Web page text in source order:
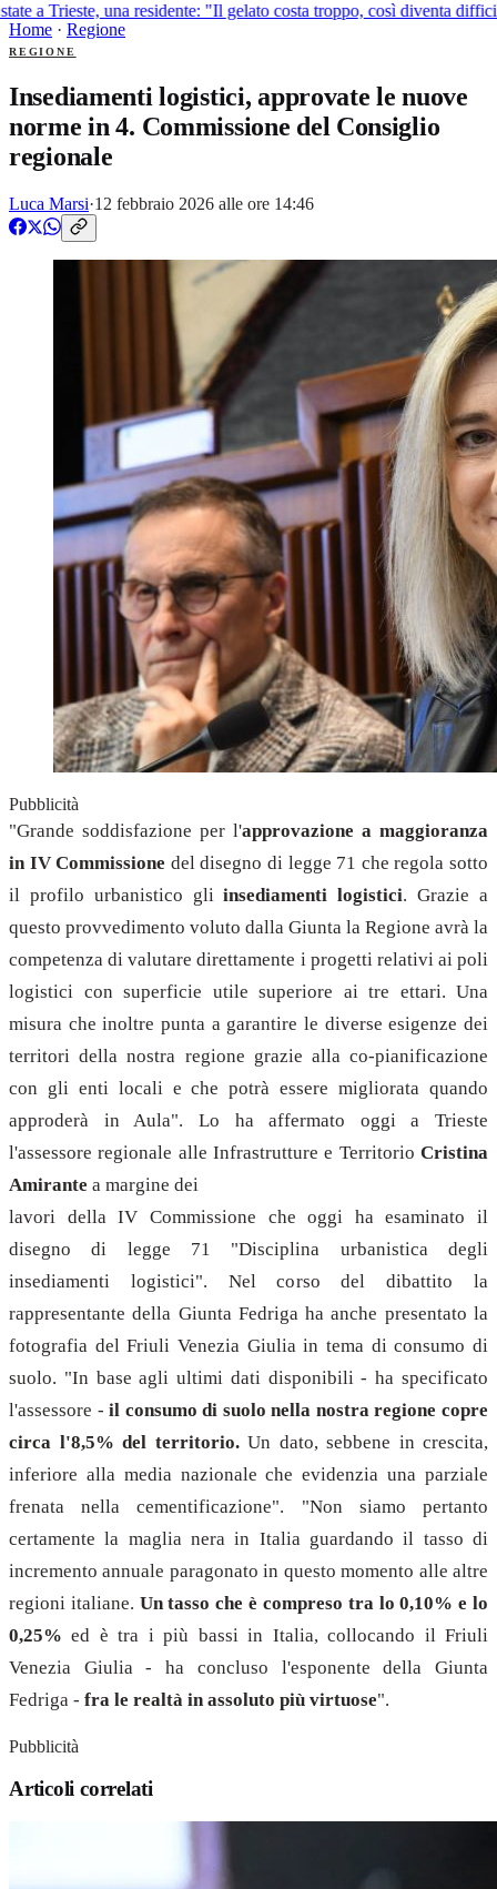
a Trieste, una residente: "Il gelato costa troppo, così diventa
Home · Regione
REGIONE
Insediamenti logistici, approvate le nuove
norme in 4. Commissione del Consiglio
regionale
Luca Marsi·12 febbraio 2026 alle ore 14:46
Pubblicità
"Grande soddisfazione per l'approvazione a maggioranza
in IV Commissione del disegno di legge 71 che regola sotto
il profilo urbanistico gliinsediamenti logistici. Grazie a
questo provvedimento voluto dalla Giunta la Regione avrà la
competenza di valutare direttamente i progetti relativi ai poli
logistici con superficie utile superiore ai tre ettari. Una
misura che inoltre punta a garantire le diverse esigenze dei
territori della nostra regione grazie alla co-pianificazione
con gli enti locali e che potrà essere migliorata quando
approderà in Aula". Lo ha affermato oggi a Trieste
l'assessore regionale alle Infrastrutture e Territorio Cristina
Amirante a margine dei
lavori della IV Commissione che oggi ha esaminato il
disegno di legge 71 "Disciplina urbanistica degli
insediamenti logistici". Nel corso del dibattito la
rappresentante della Giunta Fedriga ha anche presentato la
fotografia del Friuli Venezia Giulia in tema di consumo di
suolo. "In base agli ultimi dati disponibili - ha specificato
l'assessore -il consumo di suolo nella nostra regione copre
circa l'8,5% del territorio.Un dato, sebbene in crescita,
inferiore alla media nazionale che evidenzia una parziale
frenata nella cementificazione". "Non siamo pertanto
certamente la maglia nera in Italia guardando il tasso di
incremento annuale paragonato in questo momento alle altre
regioni italiane. Un tasso che è compreso tra lo 0,10% e lo
0,25% ed è tra i più bassi in Italia, collocando il Friuli
Venezia Giulia - ha concluso l'esponente della Giunta
Fedriga - fra le realtà in assoluto più virtuose".
Pubblicità
Articoli correlati